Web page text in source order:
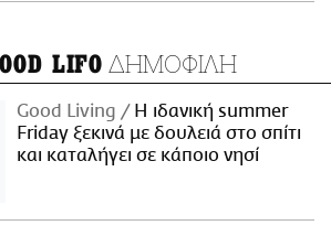
LIFO ΔΗΜΟΦΙΛΗ
Good Living
Η ιδανική summer
Friday ξεκινά με δουλειά στο σπίτι
και καταλήγει σε κάποιο νησί